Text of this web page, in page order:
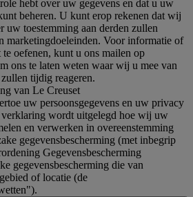
hebt over uw gegevens en dat u uw
beheren. U kunt erop rekenen dat wij
uw toestemming aan derden zullen
marketingdoeleinden. Voor informatie of
oefenen, kunt u ons mailen op
ons te laten weten waar wij u mee van
tijdig reageren.
van Le Creuset
uw persoonsgegevens en uw privacy
verklaring wordt uitgelegd hoe wij uw
en verwerken in overeenstemming
gegevensbescherming (met inbegrip
Gegevensbescherming
gegevensbescherming die van
of locatie (de